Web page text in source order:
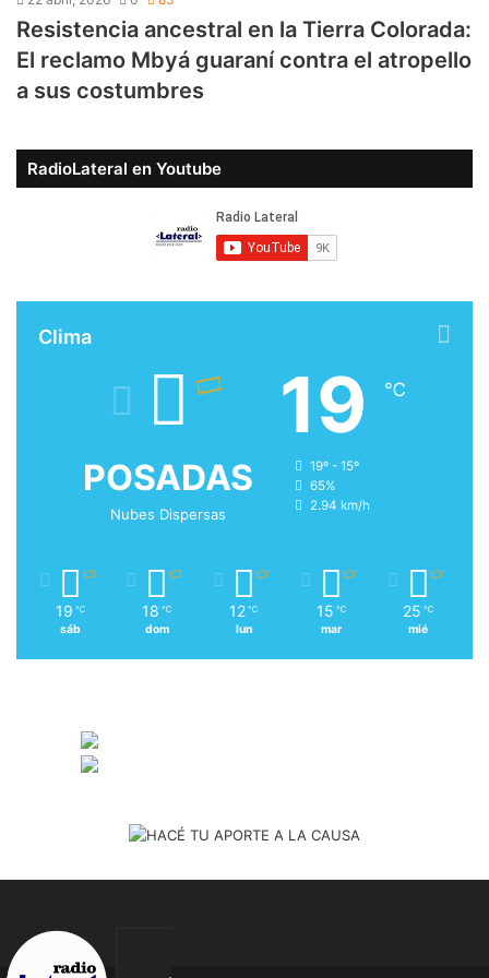
Resistencia ancestral en la Tierra Colorada:
El reclamo Mbyá guaraní contra el atropello
a sus costumbres
RadioLateral en Youtube
Clima
POSADAS
Nubes Dispersas
19 ℃
19º - 15º
65%
2.94 km/h
19 ℃
sáb
18 ℃
dom
12 ℃
lun
15 ℃
mar
25 ℃
mié